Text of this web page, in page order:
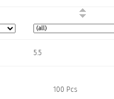
5.5
100 Pcs